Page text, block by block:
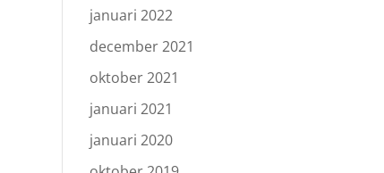
januari 2022
december 2021
oktober 2021
januari 2021
januari 2020